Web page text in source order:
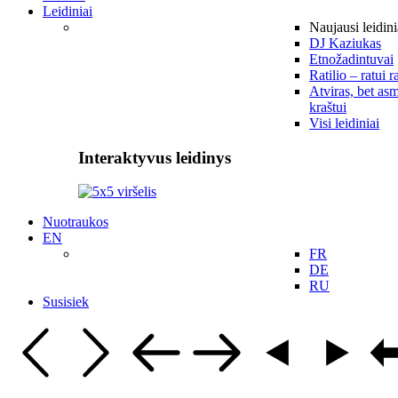
Leidiniai
Naujausi
DJ Kaziukas
Etnožadintuvai
Ratilio – ratui
Atviras, bet
kraštui
Visi leidiniai
Interaktyvus leidinys
Nuotraukos
EN
FR
DE
RU
Susisiek